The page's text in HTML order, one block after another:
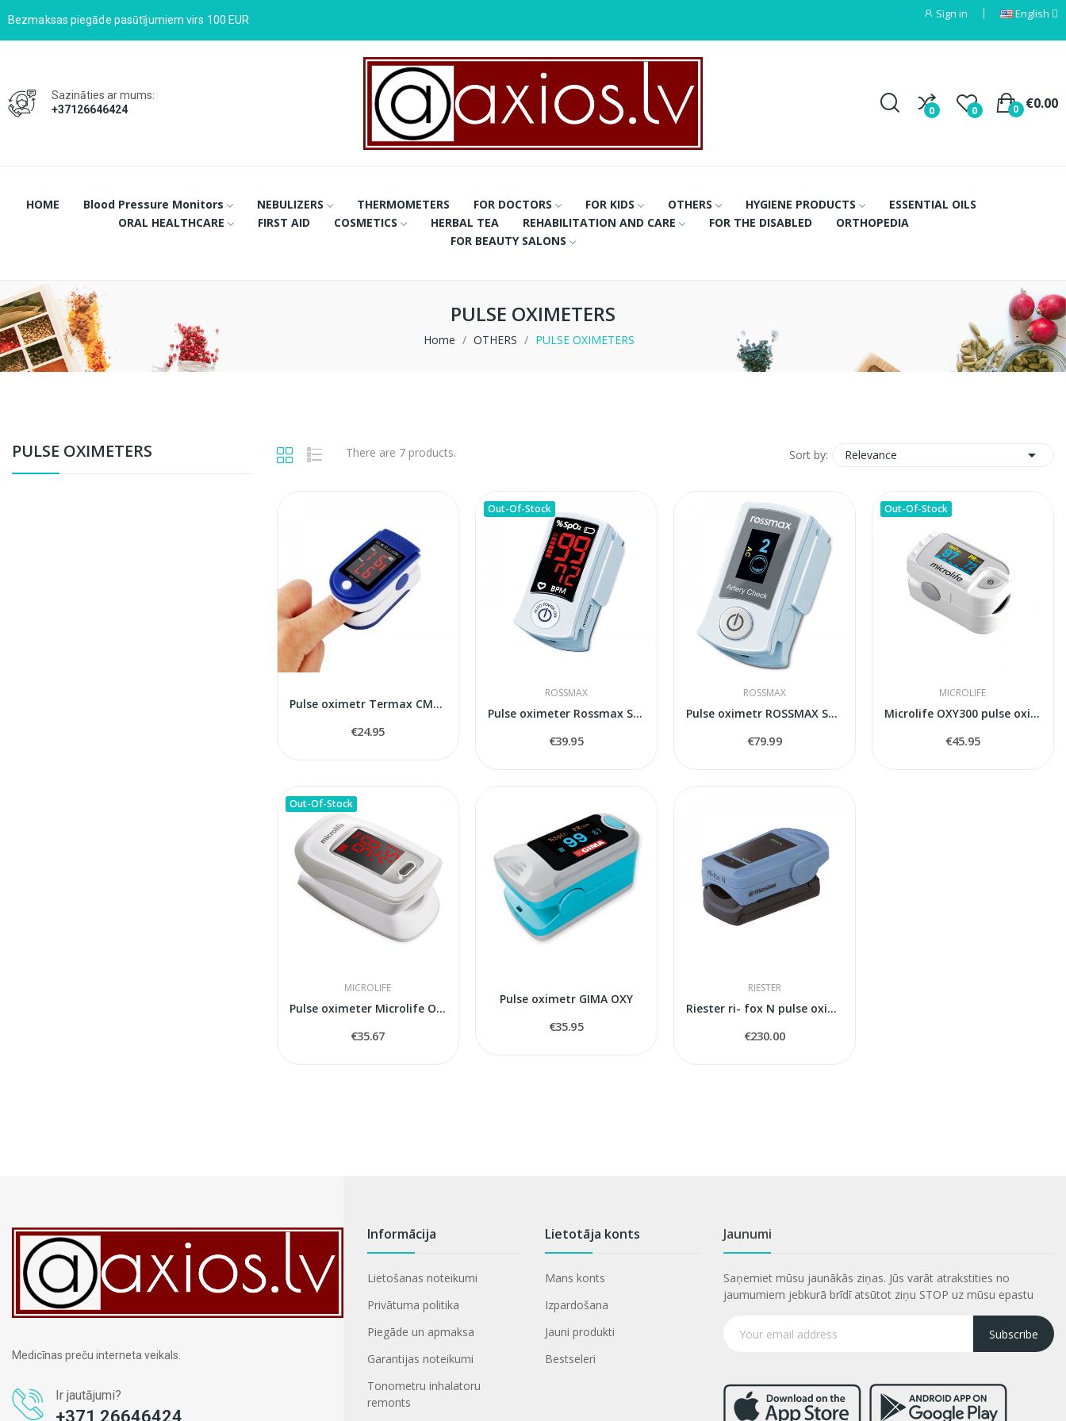
Bezmaksas piegāde pasūtījumiem virs 100 EUR Sign in English
Sazināties ar mums:
+37126646424
0 0 €0.00
0
HOME Blood Pressure Monitors NEBULIZERS THERMOMETERS FOR DOCTORS FOR KIDS OTHERS HYGIENE PRODUCTS
ESSENTIAL OILS
ORAL HEALTHCARE
FIRST AID COSMETICS HERBAL TEA REHABILITATION AND CARE FOR THE DISABLED
ORTHOPEDIA
FOR BEAUTY SALONS
PULSE OXIMETERS
Home OTHERS PULSE OXIMETERS
PULSE OXIMETERS There are 7 products. Sort by: Relevance 
Pulse oximetr Termax CMS50D
€24.95
Out-Of-Stock
ROSSMAX
Pulse oximeter Rossmax SB100
€39.95
ROSSMAX
Pulse oximetr ROSSMAX SB200
€79.99
Out-Of-Stock
MICROLIFE
Microlife OXY300 pulse oximeter
€45.95
Out-Of-Stock
MICROLIFE
Pulse oximeter Microlife OXY200
€35.67
Pulse oximetr GIMA OXY
€35.95
RIESTER
Riester ri- fox N pulse oximeter
€230.00
Medicīnas preču interneta veikals.
Ir jautājumi?
+371 26646424
Informācija
Lietošanas noteikumi
Privātuma politika
Piegāde un apmaksa
Garantijas noteikumi
Tonometru inhalatoru
remonts
Lietotāja konts
Mans konts
Izpardošana
Jauni produkti
Bestseleri
Jaunumi
Saņemiet mūsu jaunākās ziņas. Jūs varāt atrakstities no
jaumumiem jebkurā brīdī atsūtot ziņu STOP uz mūsu epastu
Subscribe